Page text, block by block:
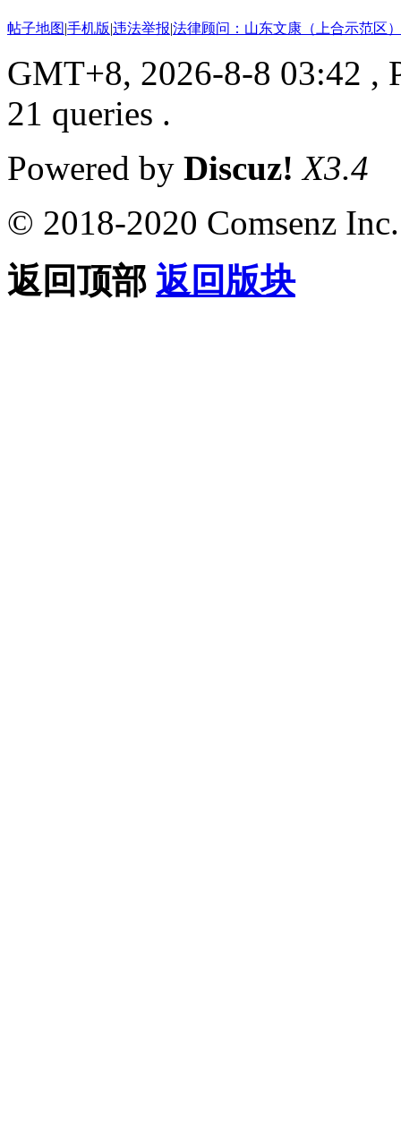
帖子地图|手机版|违法举报|法律顾问：山东文康（上合示范区
GMT+8, 2026-8-8 03:42 ,
21 queries .
Powered by Discuz! X3.4
© 2018-2020 Comsenz Inc.
返回顶部 返回版块